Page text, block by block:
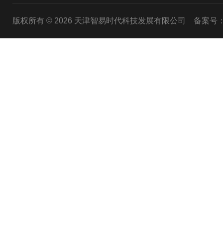
版权所有 © 2026 天津智易时代科技发展有限公司 备案号